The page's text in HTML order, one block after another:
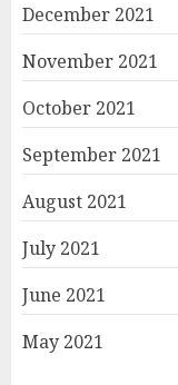
December 2021
November 2021
October 2021
September 2021
August 2021
July 2021
June 2021
May 2021